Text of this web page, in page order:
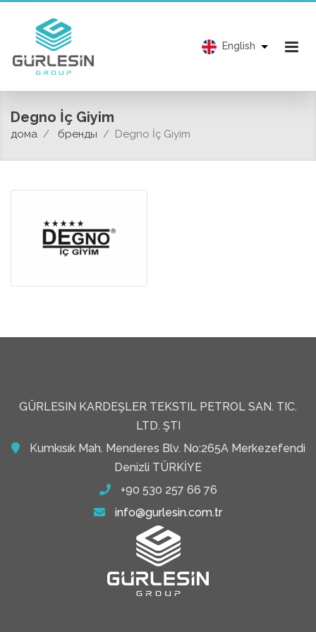
English
Degno İç Giyim
дома бренды Degno İç Giyim
GÜRLESIN KARDEŞLER TEKSTIL PETROL SAN. TIC.
LTD. ŞTI
Kumkısık Mah. Menderes Blv. No:265A Merkezefendi
Denizli TÜRKİYE
+90 530 257 66 76
info@gurlesin.com.tr